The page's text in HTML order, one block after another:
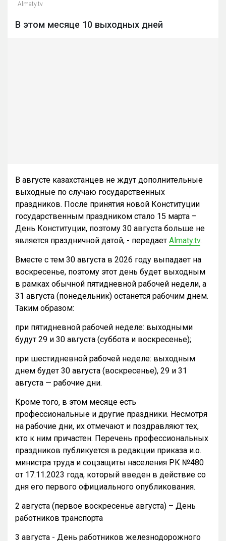
Almaty.tv
В этом месяце 10 выходных дней
В августе казахстанцев не ждут дополнительные
выходные по случаю государственных
праздников. После принятия новой Конституции
государственным праздником стало 15 марта –
День Конституции, поэтому 30 августа больше не
является праздничной датой, - передает Almaty.tv.
Вместе с тем 30 августа в 2026 году выпадает на
воскресенье, поэтому этот день будет выходным
в рамках обычной пятидневной рабочей недели, а
31 августа (понедельник) останется рабочим днем.
Таким образом:
при пятидневной рабочей неделе: выходными
будут 29 и 30 августа (суббота и воскресенье);
при шестидневной рабочей неделе: выходным
днем будет 30 августа (воскресенье), 29 и 31
августа — рабочие дни.
Кроме того, в этом месяце есть
профессиональные и другие праздники. Несмотря
на рабочие дни, их отмечают и поздравляют тех,
кто к ним причастен. Перечень профессиональных
праздников публикуется в редакции приказа и.о.
министра труда и соцзащиты населения РК №480
от 17.11.2023 года, который введен в действие со
дня его первого официального опубликования.
2 августа (первое воскресенье августа) – День
работников транспорта
3 августа - День работников железнодорожного